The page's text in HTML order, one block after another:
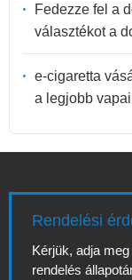
Fedezze fel a
választékot a
e-cigaretta
a legjobb
Rendelési
Kérjük, adja
rendelés